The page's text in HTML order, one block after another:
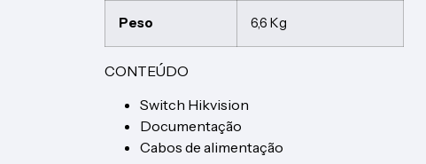
Peso 6,6 Kg
CONTEÚDO
Switch Hikvision
Documentação
Cabos de alimentação